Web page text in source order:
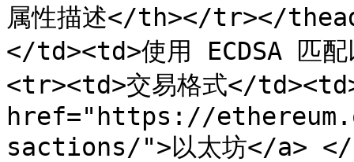
属性描述</th></tr></
</td><td>使用 ECDSA 匹
<tr><td>交易格式</
href="https://
sactions/">以太坊</a> </